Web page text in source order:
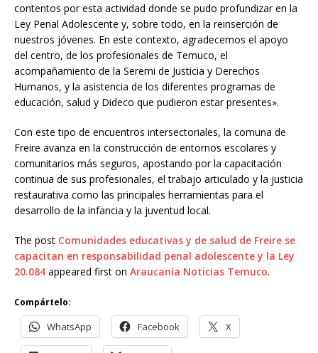
contentos por esta actividad donde se pudo profundizar en la
Ley Penal Adolescente y, sobre todo, en la reinserción de
nuestros jóvenes. En este contexto, agradecemos el apoyo
del centro, de los profesionales de Temuco, el
acompañamiento de la Seremi de Justicia y Derechos
Humanos, y la asistencia de los diferentes programas de
educación, salud y Dideco que pudieron estar presentes».
Con este tipo de encuentros intersectoriales, la comuna de
Freire avanza en la construcción de entornos escolares y
comunitarios más seguros, apostando por la capacitación
continua de sus profesionales, el trabajo articulado y la justicia
restaurativa como las principales herramientas para el
desarrollo de la infancia y la juventud local.
The post Comunidades educativas y de salud de Freire se
capacitan en responsabilidad penal adolescente y la Ley
20.084 appeared first on Araucanía Noticias Temuco.
Compártelo:
WhatsApp Facebook X